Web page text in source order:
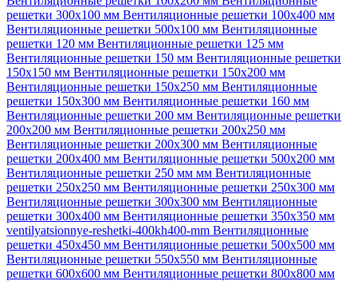
решетки 300х100 мм Вентиляционные решетки 100х400 мм
Вентиляционные решетки 500х100 мм Вентиляционные
решетки 120 мм Вентиляционные решетки 125 мм
Вентиляционные решетки 150 мм Вентиляционные решетки
150х150 мм Вентиляционные решетки 150х200 мм
Вентиляционные решетки 150х250 мм Вентиляционные
решетки 150х300 мм Вентиляционные решетки 160 мм
Вентиляционные решетки 200 мм Вентиляционные решетки
200х200 мм Вентиляционные решетки 200х250 мм
Вентиляционные решетки 200х300 мм Вентиляционные
решетки 200х400 мм Вентиляционные решетки 500х200 мм
Вентиляционные решетки 250 мм мм Вентиляционные
решетки 250х250 мм Вентиляционные решетки 250х300 мм
Вентиляционные решетки 300х300 мм Вентиляционные
решетки 300х400 мм Вентиляционные решетки 350х350 мм
ventilyatsionnye-reshetki-400kh400-mm Вентиляционные
решетки 450х450 мм Вентиляционные решетки 500х500 мм
Вентиляционные решетки 550х550 мм Вентиляционные
решетки 600х600 мм Вентиляционные решетки 800х800 мм